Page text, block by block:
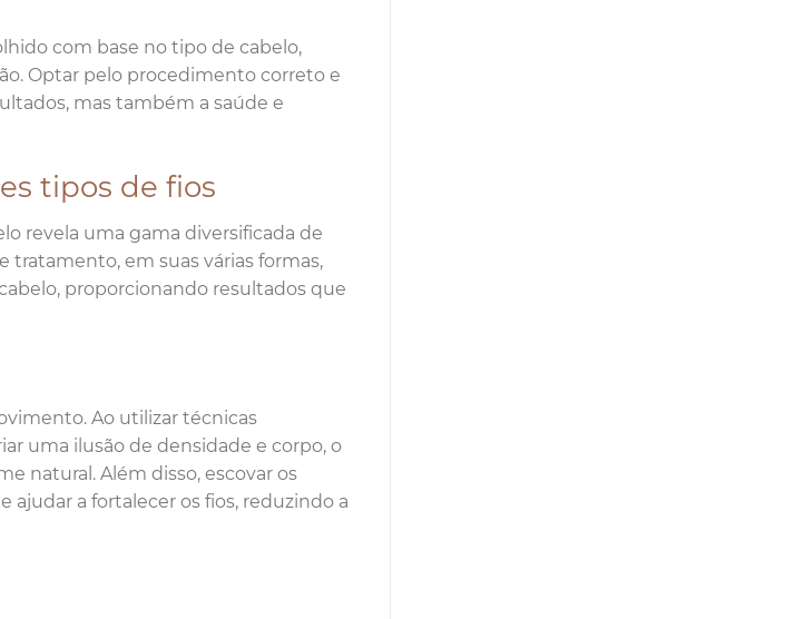
com base no tipo de cabelo,
Optar pelo procedimento correto e
mas também a saúde e
tipos de fios
revela uma gama diversificada de
tratamento, em suas várias formas,
proporcionando resultados que
Ao utilizar técnicas
uma ilusão de densidade e corpo, o
natural. Além disso, escovar os
a fortalecer os fios, reduzindo a